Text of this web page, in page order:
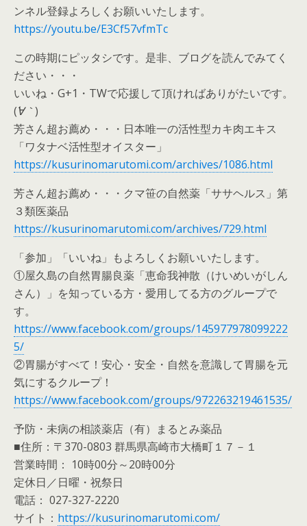
ンネル登録よろしくお願いいたします。
https://youtu.be/E3Cf57vfmTc
この時期にピッタシです。是非、ブログを読んでみてく
ださい・・・
いいね・G+1・TWで応援して頂ければありがたいです。
(´∀｀)
芳さん超お薦め・・・日本唯一の活性型カキ肉エキス
「ワタナベ活性型オイスター」
https://kusurinomarutomi.com/archives/1086.html
芳さん超お薦め・・・クマ笹の自然薬「ササヘルス」第
３類医薬品
https://kusurinomarutomi.com/archives/729.html
「参加」「いいね」もよろしくお願いいたします。
①屋久島の自然胃腸良薬「恵命我神散（けいめいがしん
さん）」を知っている方・愛用してる方のグループで
す。
https://www.facebook.com/groups/145977978099222
5/
②胃腸がすべて！安心・安全・自然を意識して胃腸を元
気にするクループ！
https://www.facebook.com/groups/972263219461535/
予防・未病の相談薬店（有）まるとみ薬品
■住所：〒370-0803 群馬県高崎市大橋町１７－１
営業時間： 10時00分～20時00分
定休日／日曜・祝祭日
電話： 027-327-2220
サイト： https://kusurinomarutomi.com/